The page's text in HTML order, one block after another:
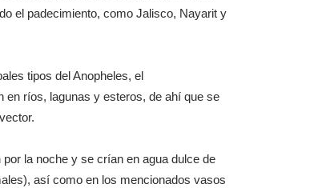
el padecimiento, como Jalisco, Nayarit y
tipos del Anopheles, el
en ríos, lagunas y esteros, de ahí que se
la noche y se crían en agua dulce de
así como en los mencionados vasos